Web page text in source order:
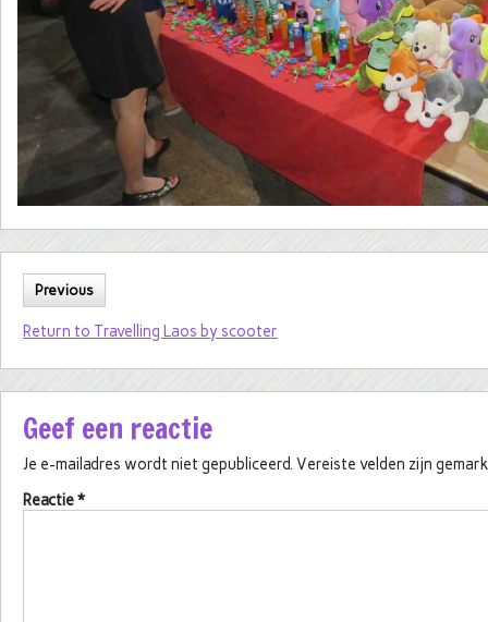
Previous
Return to Travelling Laos by scooter
Geef een reactie
Je e-mailadres wordt niet gepubliceerd. Vereiste velden zijn
Reactie*